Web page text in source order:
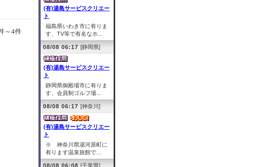
～4件
(有)湯島サービスクリエー
ト
福島県いわき市に有りま
す、TV等で有名なホ...
08/08 06:17 [静岡県]
(有)湯島サービスクリエー
ト
静岡県御殿場市に有りま
す、会員制ゴルフ場...
08/08 06:17 [神奈川]
(有)湯島サービスクリエー
ト
※ 神奈川県湯河原町に
有ります温泉旅館で...
08/08 06:08 [千葉県]